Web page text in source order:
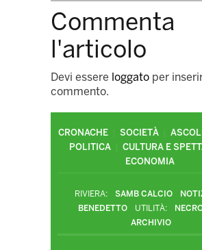
Commenta
l'articolo
Devi essere loggato per
commento.
CRONACHE SOCIETÀ
POLITICA
CULTURA E
ECONOMIA
RIVIERA: SAMB CALCIO
BENEDETTO
UTILITÀ:
ARCHIVIO